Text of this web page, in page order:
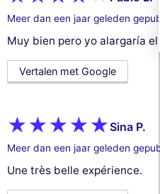
Meer dan een jaar geleden
Muy bien pero yo alargaría el
Vertalen met Google
Sina P.
Meer dan een jaar geleden
Une très belle expérience.